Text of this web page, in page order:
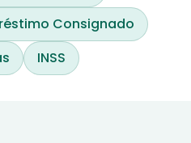
Consignado
INSS